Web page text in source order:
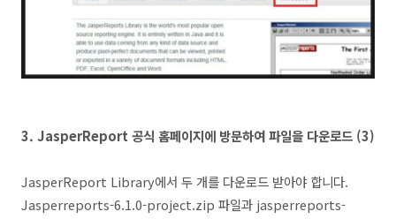
3. JasperReport 공식 홈페이지에 방문하여 파일을 다운로드 (3)
JasperReport Library에서 두 개를 다운로드 받아야 합니다.
Jasperreports-6.1.0-project.zip 파일과 jasperreports-